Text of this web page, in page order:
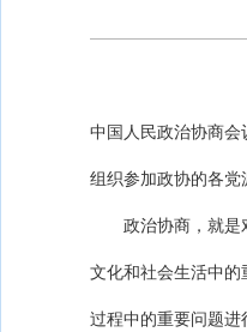
中国人民政治协商会
组织参加政协的各党
政治协商，就是对
文化和社会生活中
过程中的重要问题